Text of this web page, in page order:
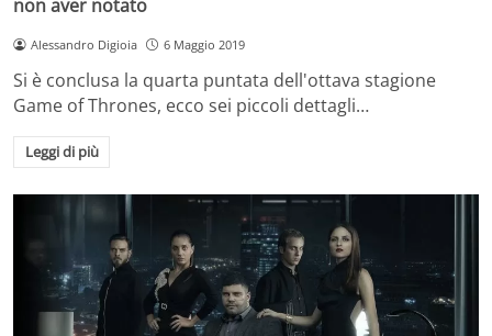
non aver notato
Alessandro Digioia 6 Maggio 2019
Si è conclusa la quarta puntata dell'ottava stagione
Game of Thrones, ecco sei piccoli dettagli…
Leggi di più